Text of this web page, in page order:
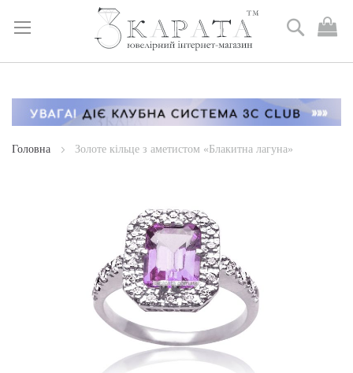
Skip
Content
Пошук
Головна Золоте кільце з аметистом «Блакитна лагуна»